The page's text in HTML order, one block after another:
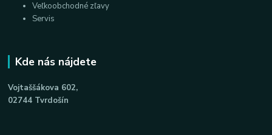
Veľkoobchodné zľavy
Servis
Kde nás nájdete
Vojtaššákova 602,
02744 Tvrdošín